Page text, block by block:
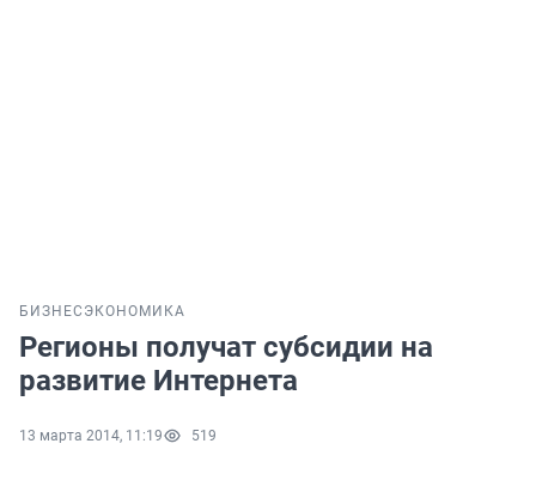
БИЗНЕС ЭКОНОМИКА
Регионы получат субсидии на
развитие Интернета
13 марта 2014, 11:19 519